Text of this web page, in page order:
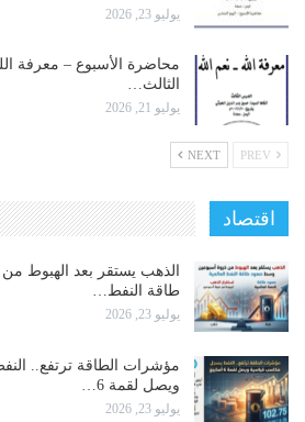
يوليو 23, 2026
محاضرة الأسبوع – معرفة
الثالث…
يوليو 21, 2026
NEXT
اقتصاد
الذهب يستقر بعد الهبوط
طاقة النفط…
يوليو 23, 2026
مؤشرات الطاقة ترتفع..
ويصل لقمة 6…
يوليو 23, 2026